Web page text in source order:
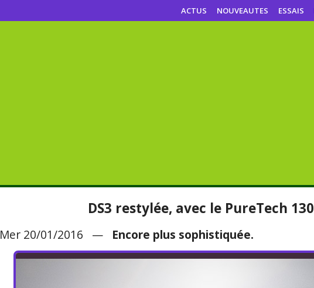
ACTUS NOUVEAUTES ESSAIS
DS3 restylée, avec le PureTech 130
Mer 20/01/2016 — Encore plus sophistiquée.